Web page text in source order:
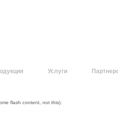
Услуги
flash content, not this).